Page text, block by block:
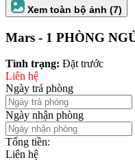
Xem toàn bộ ảnh (7)
Mars - 1 PHÒNG
Tình trạng: Đặt trước
Liên hệ
Ngày trả phòng
Ngày nhận phòng
Tổng tiền:
Liên hệ